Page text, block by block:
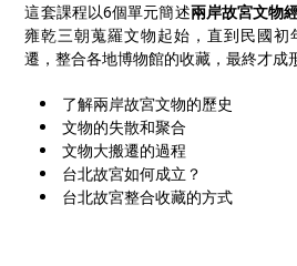
這套課程以6個單元簡述兩岸故宮文物
雍乾三朝蒐羅文物起始，直到民國
遷，整合各地博物館的收藏，最終才成
了解兩岸故宮文物的歷史
文物的失散和聚合
文物大搬遷的過程
台北故宮如何成立？
台北故宮整合收藏的方式